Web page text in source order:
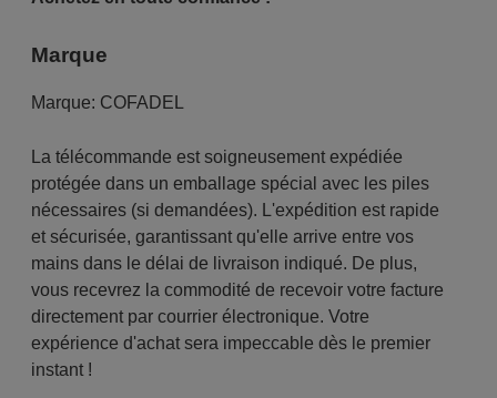
Marque
Marque: COFADEL
La télécommande est soigneusement expédiée
protégée dans un emballage spécial avec les piles
nécessaires (si demandées). L'expédition est rapide
et sécurisée, garantissant qu'elle arrive entre vos
mains dans le délai de livraison indiqué. De plus,
vous recevrez la commodité de recevoir votre facture
directement par courrier électronique. Votre
expérience d'achat sera impeccable dès le premier
instant !